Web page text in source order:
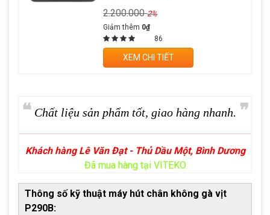
2.200.0002%
Giảm thêm 0₫
86
XEM CHI TIẾT
❝Chất liệu sản phẩm tốt, giao hàng nhanh. ❞
Khách hàng Lê Văn Đạt - Thủ Dầu Một, Bình Dương
Đã mua hàng tại VITEKO
Thông số kỹ thuật máy hút chân không gà vịt
P290B: